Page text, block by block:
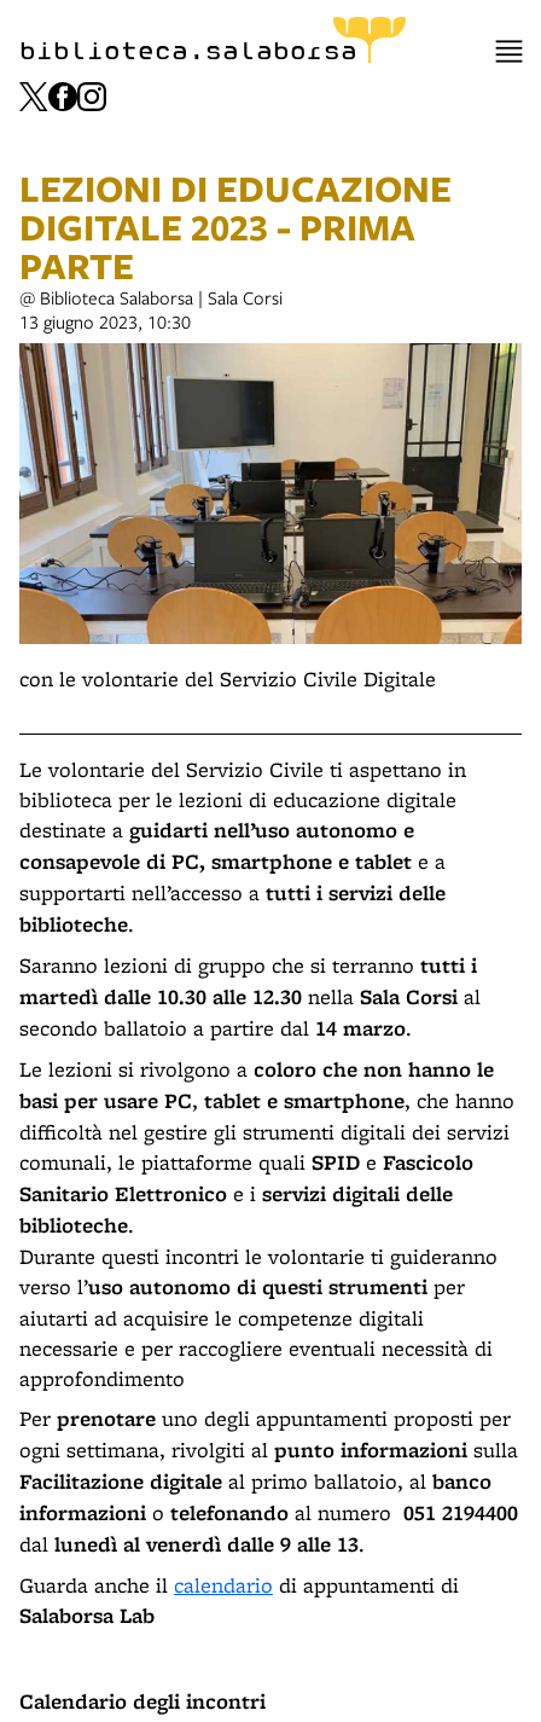
biblioteca.salaborsa
LEZIONI DI EDUCAZIONE
DIGITALE 2023 - PRIMA
PARTE
@ Biblioteca Salaborsa | Sala Corsi
13 giugno 2023, 10:30
con le volontarie del Servizio Civile Digitale
Le volontarie del Servizio Civile ti aspettano in
biblioteca per le lezioni di educazione digitale
destinate a guidarti nell’uso autonomo e
consapevole di PC, smartphone e tablet e a
supportarti nell’accesso a tutti i servizi delle
biblioteche.
Saranno lezioni di gruppo che si terranno tutti i
martedì dalle 10.30 alle 12.30 nella Sala Corsi al
secondo ballatoio a partire dal 14 marzo.
Le lezioni si rivolgono a coloro che non hanno le
basi per usare PC, tablet e smartphone, che hanno
difficoltà nel gestire gli strumenti digitali dei servizi
comunali, le piattaforme quali SPID e Fascicolo
Sanitario Elettronico e i servizi digitali delle
biblioteche.
Durante questi incontri le volontarie ti guideranno
verso l’uso autonomo di questi strumenti per
aiutarti ad acquisire le competenze digitali
necessarie e per raccogliere eventuali necessità di
approfondimento
Per prenotare uno degli appuntamenti proposti per
ogni settimana, rivolgiti al punto informazioni sulla
Facilitazione digitale al primo ballatoio, al banco
informazioni o telefonando al numero 051 2194400
dal lunedì al venerdì dalle 9 alle 13.
Guarda anche il calendario di appuntamenti di
Salaborsa Lab
Calendario degli incontri